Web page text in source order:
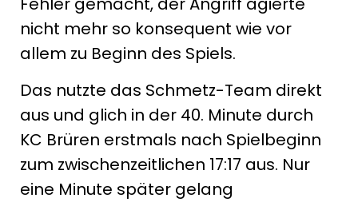
nicht mehr so konsequent wie vor
allem zu Beginn des Spiels.
Das nutzte das Schmetz-Team direkt
aus und glich in der 40. Minute durch
KC Brüren erstmals nach Spielbeginn
zum zwischenzeitlichen 17:17 aus. Nur
eine Minute später gelang